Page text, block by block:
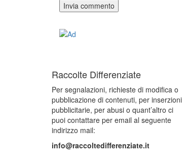
Raccolte Differenziate
Per segnalazioni, richieste di modifica o
pubblicazione di contenuti, per inserzioni
pubblicitarie, per abusi o quant’altro ci
puoi contattare per email al seguente
indirizzo mail:
info@raccoltedifferenziate.it